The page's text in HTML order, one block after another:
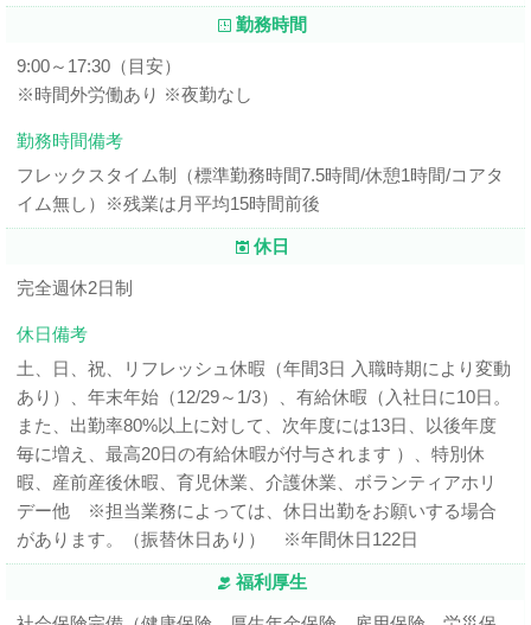
勤務時間
9:00～17:30（目安）
※時間外労働あり ※夜勤なし
勤務時間備考
フレックスタイム制（標準勤務時間7.5時間/休憩1時間/コアタ
イム無し）※残業は月平均15時間前後
休日
完全週休2日制
休日備考
土、日、祝、リフレッシュ休暇（年間3日 入職時期により変動
あり）、年末年始（12/29～1/3）、有給休暇（入社日に10日。
また、出勤率80%以上に対して、次年度には13日、以後年度
毎に増え、最高20日の有給休暇が付与されます ）、特別休
暇、産前産後休暇、育児休業、介護休業、ボランティアホリ
デー他 ※担当業務によっては、休日出勤をお願いする場合
があります。（振替休日あり） ※年間休日122日
福利厚生